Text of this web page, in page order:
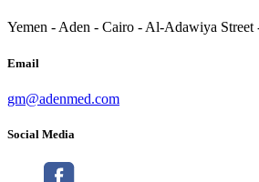
Yemen - Aden - Cairo - Al-Adawiya
Email
gm@adenmed.com
Social Media